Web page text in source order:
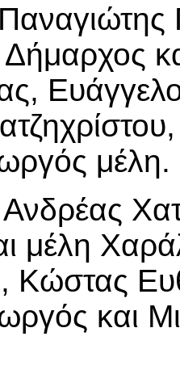
μέλη.
μέλη
Κώστας
και